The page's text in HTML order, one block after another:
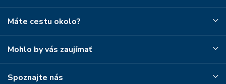
Máte cestu okolo?
Mohlo by vás zaujímať
Spoznajte nás